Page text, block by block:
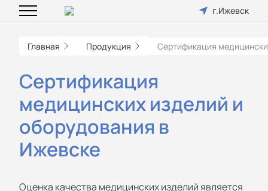
г.Ижевск
Главная Продукция Сертификация
Сертификация
медицинских изделий и
оборудования в
Ижевске
Оценка качества медицинских изделий является